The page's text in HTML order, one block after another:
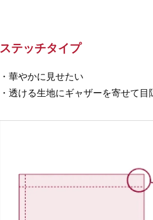
ステッチタイプ
・華やかに見せたい
・透ける生地にギャザーを寄せて